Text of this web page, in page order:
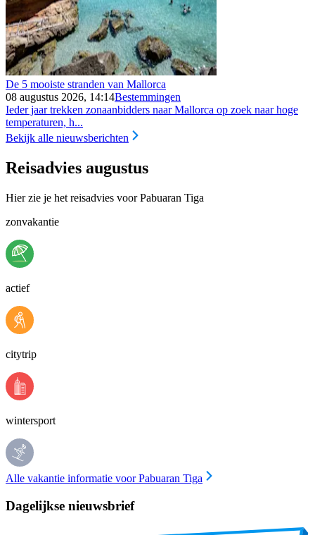
De 5 mooiste stranden van Mallorca
08 augustus 2026, 14:14Bestemmingen
Ieder jaar trekken zonaanbidders naar Mallorca op zoek naar hoge
temperaturen, h...
Bekijk alle nieuwsberichten
Reisadvies augustus
Hier zie je het reisadvies voor Pabuaran Tiga
zonvakantie
actief
citytrip
wintersport
Alle vakantie informatie voor Pabuaran Tiga
Dagelijkse nieuwsbrief